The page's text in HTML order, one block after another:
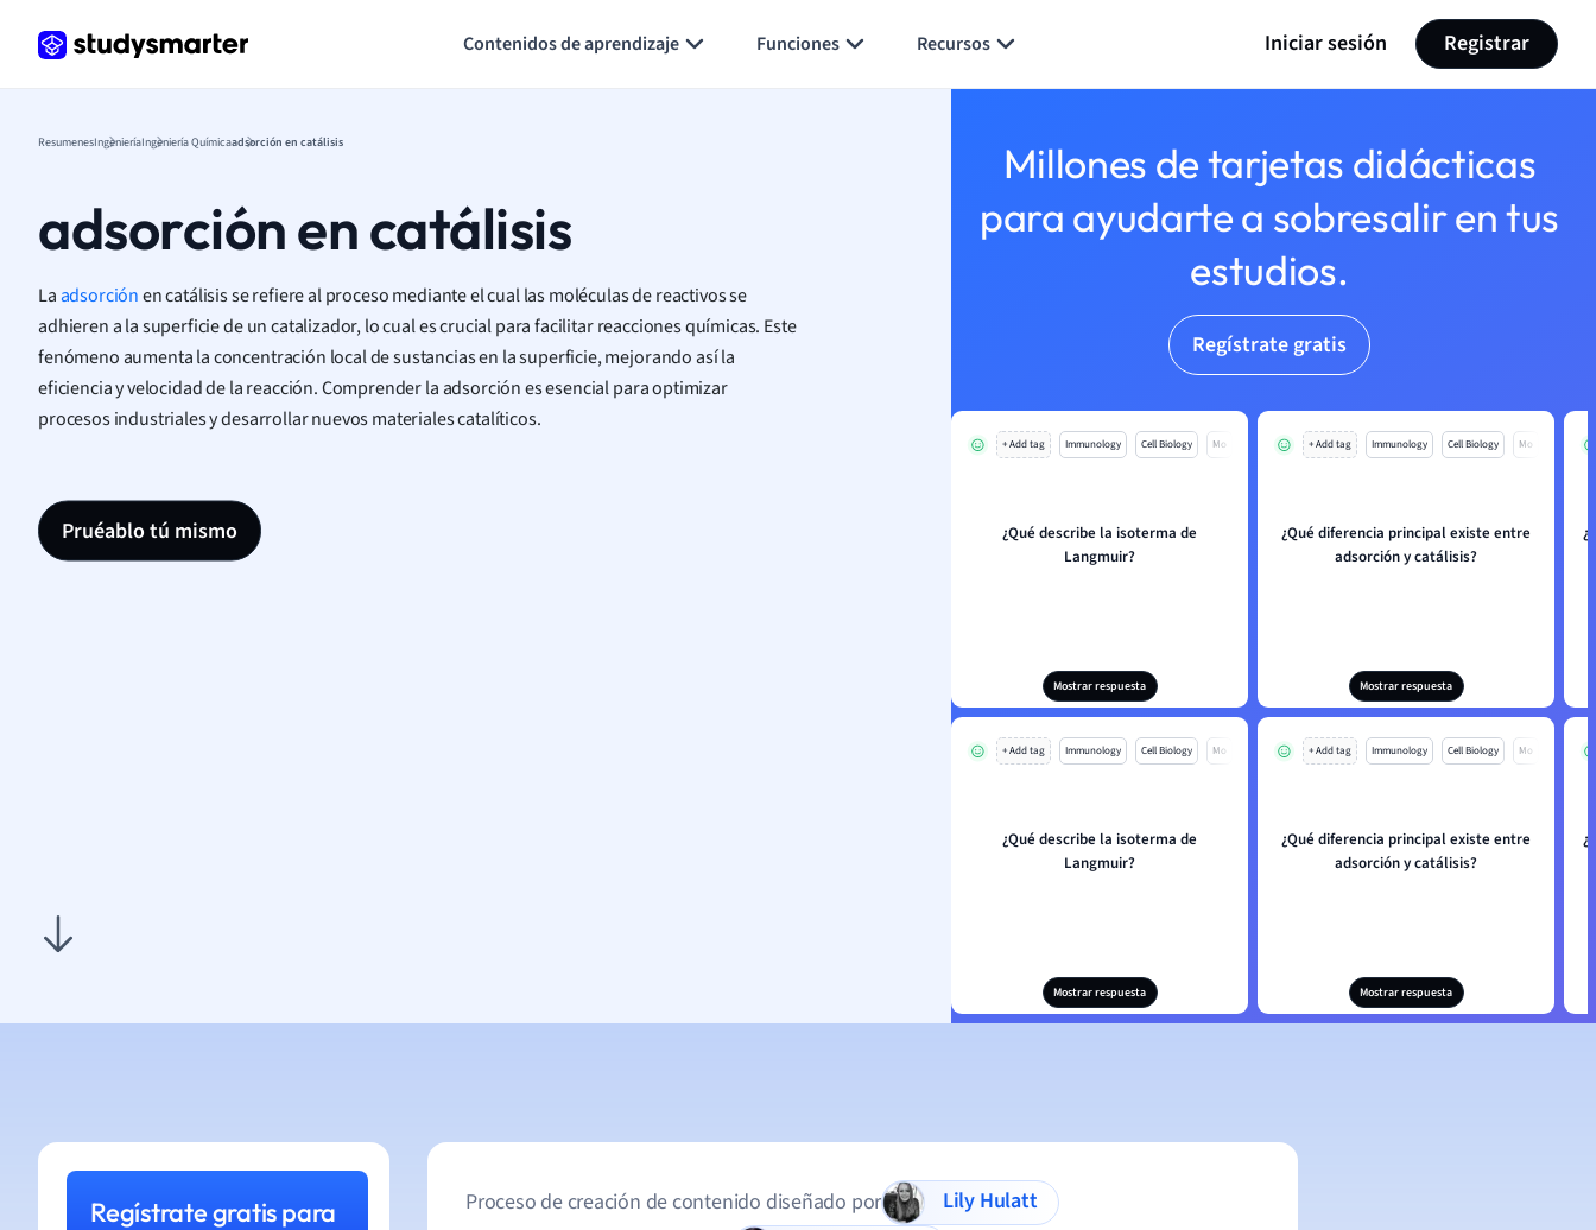
Contenidos de aprendizaje Funciones Recursos Iniciar sesión Registrar
ResumenesIngenieríaIngeniería Químicaadsorción en catálisis
adsorción en catálisis
Laadsorciónen catálisis se refiere al proceso mediante el cual las moléculas de reactivos se
adhieren a la superficie de un catalizador, lo cual es crucial para facilitar reacciones químicas. Este
fenómeno aumenta la concentración local de sustancias en la superficie, mejorando así la
eficiencia y velocidad de la reacción. Comprender la adsorción es esencial para optimizar
procesos industriales y desarrollar nuevos materiales catalíticos.
Pruéablo tú mismo
Millones de tarjetas didácticas
para ayudarte a sobresalir en tus
estudios.
Regístrate gratis
+ Add tag Immunology Cell Biology Mo
¿Qué describe la isoterma de
Langmuir?
Mostrar respuesta
+ Add tag Immunology Cell Biology Mo
¿Qué diferencia principal existe entre
adsorción y catálisis?
Mostrar respuesta
+ Add tag Immunology Cell Biology Mo
¿Qué describe la isoterma de
Langmuir?
Mostrar respuesta
+ Add tag Immunology Cell Biology Mo
¿Qué diferencia principal existe entre
adsorción y catálisis?
Mostrar respuesta
Regístrate gratis para
Proceso de creación de contenido diseñado por
Lily Hulatt